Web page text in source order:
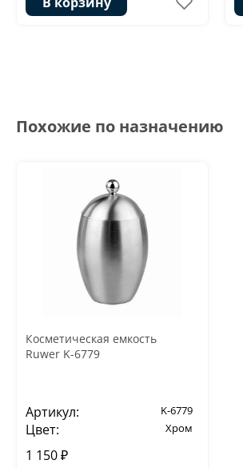
Похожие по назначению
Косметическая емкость
Ruwer K-6779
Артикул: K-6779
Цвет: Хром
1 150 ₽